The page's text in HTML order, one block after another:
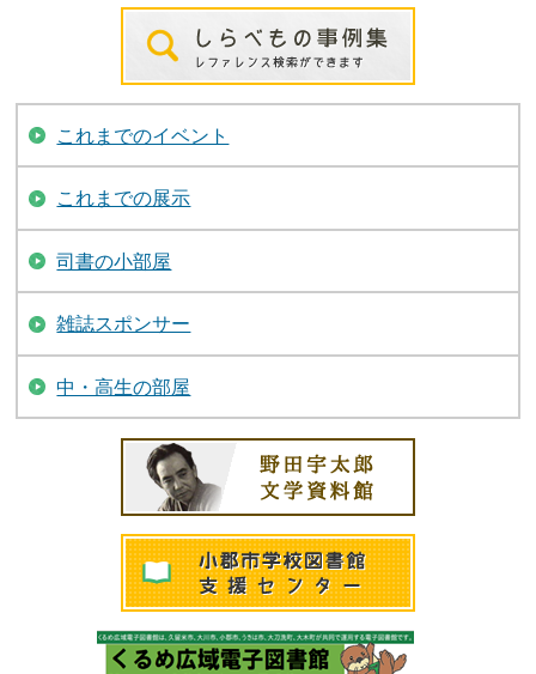
これまでのイベント
これまでの展示
司書の小部屋
雑誌スポンサー
中・高生の部屋